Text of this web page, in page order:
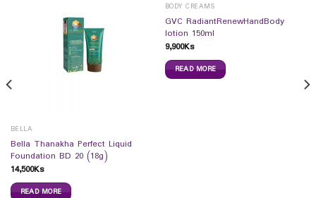
BELLA
Bella Thanakha Perfect Liquid
Foundation BD 20 (18g)
14,500Ks
READ MORE
BODY CREAMS
GVC RadiantRenewHandBody
lotion 150ml
9,900Ks
READ MORE